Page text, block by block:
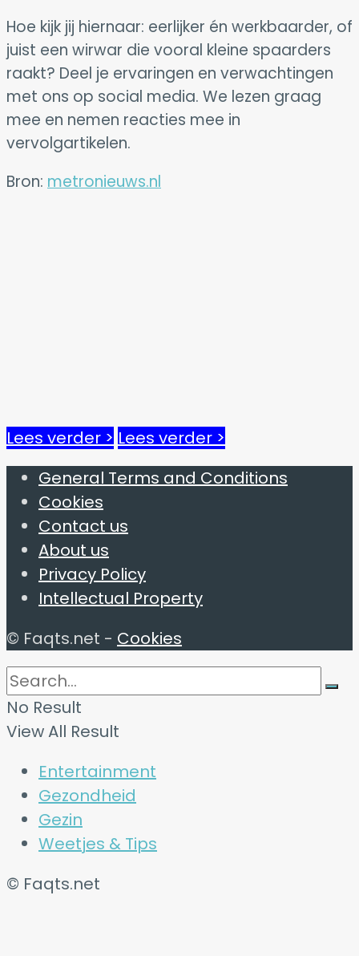
Hoe kijk jij hiernaar: eerlijker én werkbaarder, of
juist een wirwar die vooral kleine spaarders
raakt? Deel je ervaringen en verwachtingen
met ons op social media. We lezen graag
mee en nemen reacties mee in
vervolgartikelen.
Bron: metronieuws.nl
Lees verder > Lees verder >
General Terms and Conditions
Cookies
Contact us
About us
Privacy Policy
Intellectual Property
© Faqts.net - Cookies
No Result
View All Result
Entertainment
Gezondheid
Gezin
Weetjes & Tips
© Faqts.net